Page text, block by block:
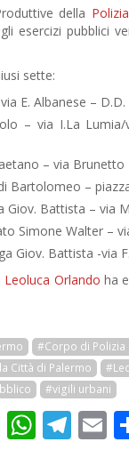
della
esercizi pubblici
sette:
E. Albanese –
– via I.La
– via Brunetto
Bartolomeo –
Giov. Battista – via
Simone Walter –
Giov. Battista -via
Leoluca Orlando ha
#Corpo di Polizia
Città di Palermo
#vigili urbani